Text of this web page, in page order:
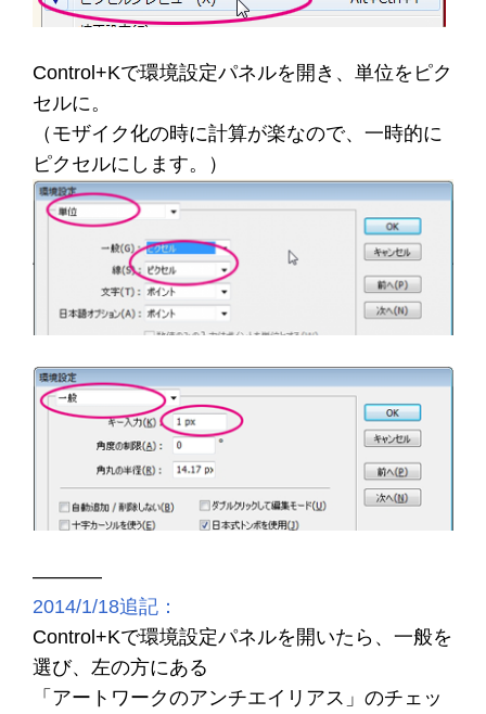
Control+Kで環境設定パネルを開き、単位をピク
セルに。
（モザイク化の時に計算が楽なので、一時的に
ピクセルにします。）
———–
2014/1/18追記：
Control+Kで環境設定パネルを開いたら、一般を
選び、左の方にある
「アートワークのアンチエイリアス」のチェッ